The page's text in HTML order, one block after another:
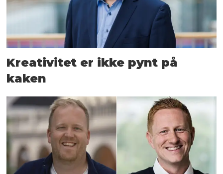
Kreativitet er ikke pynt på
kaken